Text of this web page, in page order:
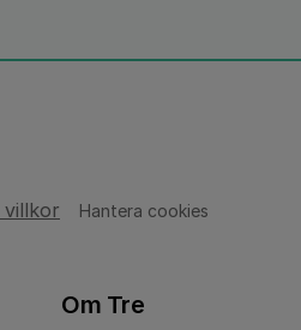
villkor Hantera cookies
Om Tre